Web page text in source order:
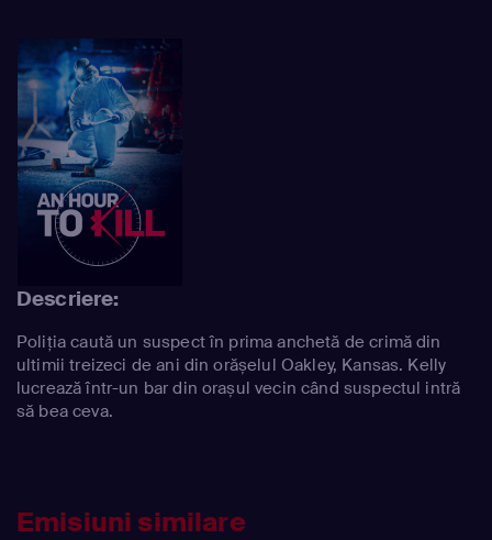
Descriere:
Poliția caută un suspect în prima anchetă de crimă din
ultimii treizeci de ani din orășelul Oakley, Kansas. Kelly
lucrează într-un bar din orașul vecin când suspectul intră
să bea ceva.
Emisiuni similare